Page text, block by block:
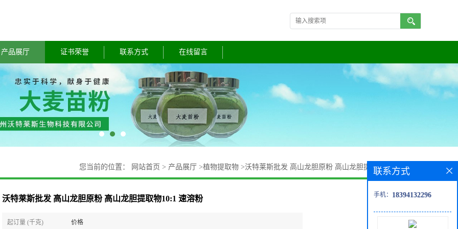
产品展厅 证书荣誉 联系方式 在线留言
您当前的位置： 网站首页 > 产品展厅 >植物提取物 >沃特莱斯批发 高山龙胆原粉 高山龙胆提取物10:1 速溶粉
沃特莱斯批发 高山龙胆原粉 高山龙胆提取物10:1 速溶粉
起订量 (千克) 价格
联系方式
手机： 18394132296